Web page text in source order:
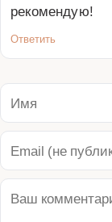
рекомендую!
Ответить